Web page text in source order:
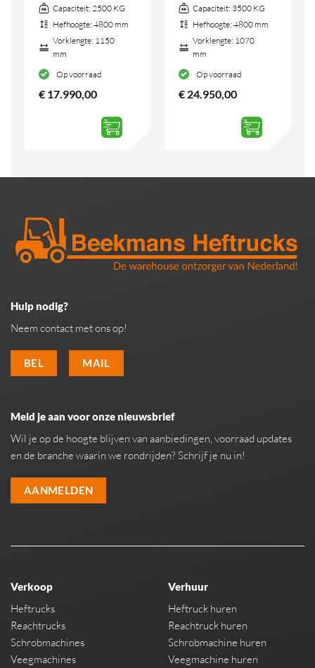
Capaciteit: 2500 KG
Hefhoogte: 4800 mm
Vorklengte: 1150
mm
Op voorraad
€17.990,00
Capaciteit: 3500 KG
Hefhoogte: 4800 mm
Vorklengte: 1070
mm
Op voorraad
€24.950,00
Hulp nodig?
Neem contact met ons op!
BEL MAIL
Meld je aan voor onze nieuwsbrief
Wil je op de hoogte blijven van aanbiedingen, voorraad updates
en de branche waarin we rondrijden? Schrijf je nu in!
AANMELDEN
Verkoop
Heftrucks
Reachtrucks
Schrobmachines
Veegmachines
Verhuur
Heftruck huren
Reachtruck huren
Schrobmachine huren
Veegmachine huren